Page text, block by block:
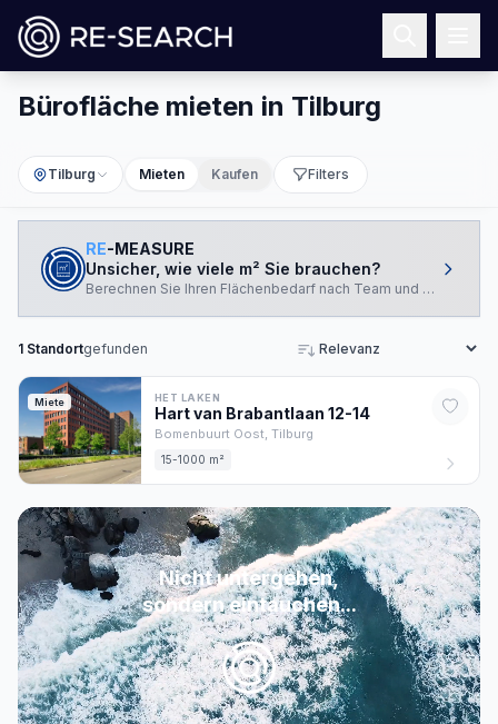
Bürofläche mieten in Tilburg
Tilburg Mieten Kaufen Filters
RE-MEASURE
Unsicher, wie viele m² Sie brauchen?
Berechnen Sie Ihren Flächenbedarf nach Team und
1 Standortgefunden Sortieren
Miete HET LAKEN
Hart van Brabantlaan 12-14
Bomenbuurt Oost, Tilburg
15-1000 m²
Nicht untergehen,
sondern eintauchen...